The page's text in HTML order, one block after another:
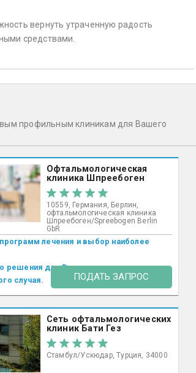
вернуть утраченную радость
средствами.
профильным клиникам для Вашего
Офтальмологическая
клиника Шпреебоген
10559, Германия, Берлин,
офтальмологическая клиника
Шпреебоген/Spreebogen Berlin
GbR
лечения и выбор наиболее
решения для Вашего
случая.
ПОДАТЬ ЗАПРОС
Сеть офтальмологических
клиник Бати Гез
Стамбул/Ускюдар, Турция, 34000